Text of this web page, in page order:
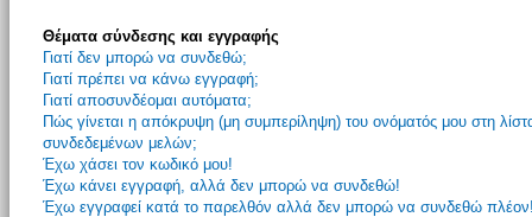
Θέματα σύνδεσης και εγγραφής
Γιατί δεν μπορώ να συνδεθώ;
Γιατί πρέπει να κάνω εγγραφή;
Γιατί αποσυνδέομαι αυτόματα;
Πώς γίνεται η απόκρυψη (μη συμπερίληψη) του ονόματός μου στη
συνδεδεμένων μελών;
Έχω χάσει τον κωδικό μου!
Έχω κάνει εγγραφή, αλλά δεν μπορώ να συνδεθώ!
Έχω εγγραφεί κατά το παρελθόν αλλά δεν μπορώ να συνδεθώ